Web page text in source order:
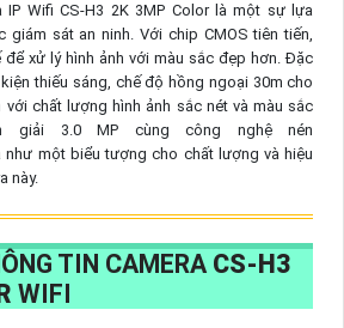
IP Wifi CS-H3 2K 3MP Color là một sự lựa
giám sát an ninh. Với chip CMOS tiên tiến,
xử lý hình ảnh với màu sắc đẹp hơn. Đặc
thiếu sáng, chế độ hồng ngoại 30m cho
chất lượng hình ảnh sắc nét và màu sắc
giải 3.0 MP cùng công nghệ nén
như một biểu tượng cho chất lượng và hiệu
này.
TIN CAMERA CS-H3
WIFI